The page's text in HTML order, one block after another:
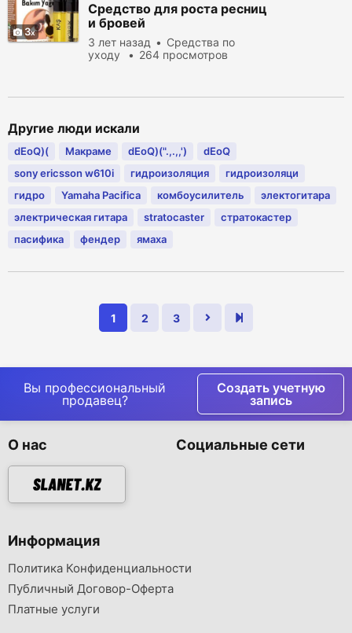
3
Средство для роста ресниц
и бровей
3 лет назад
Средства по
уходу
264 просмотров
Другие люди искали
dEoQ)( Макраме dEoQ)(".,.,,')
dEoQ
sony ericsson w610i
гидроизоляция
гидроизоляци
гидро
Yamaha Pacifica комбоусилитель
электогитара
электрическая гитара
stratocaster
стратокастер
пасифика
фендер ямаха
1 2 3
Вы профессиональный
продавец?
Создать учетную
запись
О нас Социальные сети
Информация
Политика Конфиденциальности
Публичный Договор-Оферта
Платные услуги